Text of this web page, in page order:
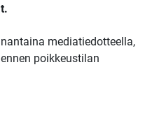
mediatiedotteella,
poikkeustilan